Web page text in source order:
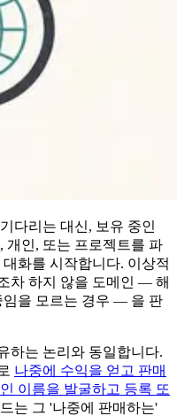
다리는 대신, 보유 중인
개인, 또는 프로젝트를 파
화를 시작합니다. 이상적
차 하지 않을 도메인 — 해
임을 모르는 경우 — 을 판
하는 논리와 동일합니다.
나중에 수익을 얻고 판매
이름을 발굴하고 등록 또
는 그 '나중에 판매하는'